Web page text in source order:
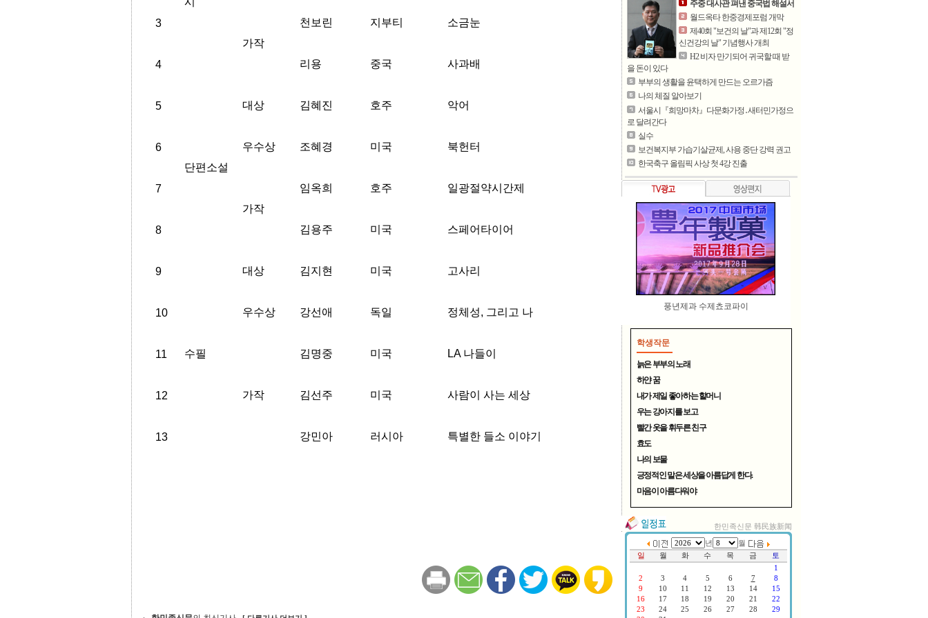
3
가작
천보린 지부티 소금눈
4 리용 중국 사과배
5
단편소설
대상 김혜진 호주 악어
6 우수상 조혜경 미국 북헌터
7
가작
임옥희 호주 일광절약시간제
8 김용주 미국 스페어타이어
9
수필
대상 김지현 미국 고사리
10 우수상 강선애 독일 정체성, 그리고 나
11
가작
김명중 미국 LA 나들이
12 김선주 미국 사람이 사는 세상
13 강민아 러시아 특별한 들소 이야기
주중 대사관 펴낸 중국법 해설서
월드옥타 한중경제포럼 개막
제40회 "보건의 날"과 제12회 "정
신건강의 날" 기념행사 개최
H2 비자 만기되어 귀국할 때 받
을 돈이 있다
부부의 생활을 윤택하게 만드는 오르가즘
나의 체질 알아보기
서울시『희망마차』다문화가정․새터민가정으
로 달려간다
실수
보건복지부 가습기살균제, 사용 중단 강력 권고
한국축구 올림픽 사상 첫 4강 진출
여름철 무더위 식혀주는 시원..
연변TV, 중국CCTV방송 한국서..
풍년제과 수제쵸코파이
학생작문
늙은 부부의 노래
하얀 꿈
내가 제일 좋아하는 할머니
우는 강아지를 보고
빨간 옷을 휘두른 친구
효도
나의 보물
긍정적인 말은 세상을 아름답게 한다.
마음이 아름다워야
한민족신문 韩民族新闻